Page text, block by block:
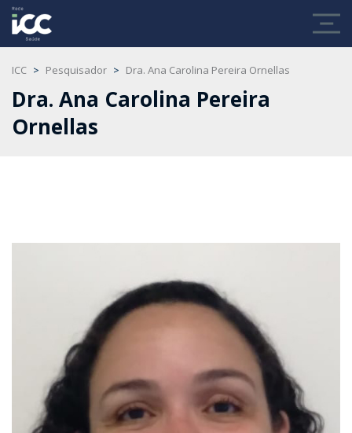
ICC > Pesquisador > Dra. Ana Carolina Pereira Ornellas
Dra. Ana Carolina Pereira
Ornellas